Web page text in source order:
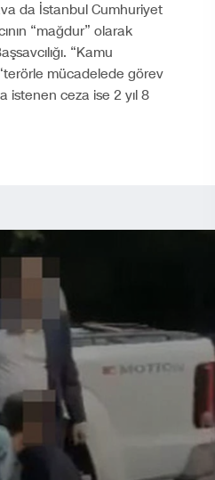
da İstanbul Cumhuriyet
“mağdur” olarak
“Kamu
mücadelede görev
istenen ceza ise 2 yıl 8